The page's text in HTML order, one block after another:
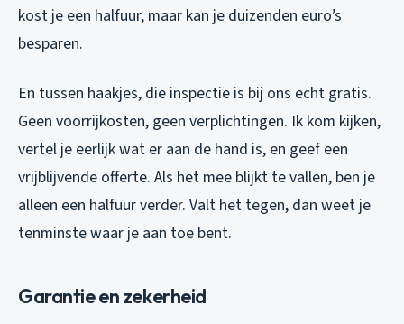
kost je een halfuur, maar kan je duizenden euro’s
besparen.
En tussen haakjes, die inspectie is bij ons echt gratis.
Geen voorrijkosten, geen verplichtingen. Ik kom kijken,
vertel je eerlijk wat er aan de hand is, en geef een
vrijblijvende offerte. Als het mee blijkt te vallen, ben je
alleen een halfuur verder. Valt het tegen, dan weet je
tenminste waar je aan toe bent.
Garantie en zekerheid